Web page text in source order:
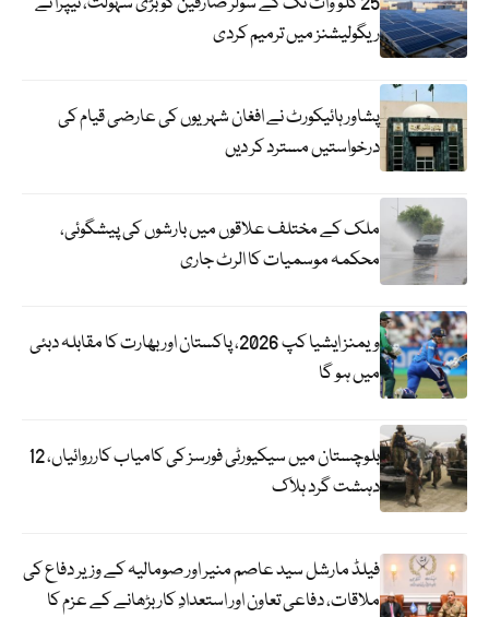
ریگولیشنز میں ترمیم کردی
پشاور ہائیکورٹ نے افغان شہریوں کی عارضی قیام کی
درخواستیں مسترد کر دیں
ملک کے مختلف علاقوں میں بارشوں کی پیشگوئی،
محکمہ موسمیات کا الرٹ جاری
ویمنز ایشیا کپ 2026، پاکستان اور بھارت کا مقابلہ دبئی
میں ہو گا
بلوچستان میں سیکیورٹی فورسز کی کامیاب کارروائیاں، 12
دہشت گرد ہلاک
فیلڈ مارشل سید عاصم منیر اور صومالیہ کے وزیر دفاع کی
ملاقات، دفاعی تعاون اور استعدادِ کار بڑھانے کے عزم کا